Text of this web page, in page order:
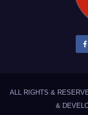
ALL RIGHTS &
&